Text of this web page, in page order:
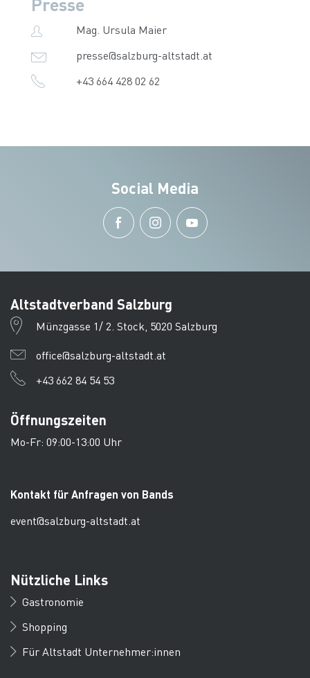
Mag. Ursula Maier
presse@salzburg-altstadt.at
+43 664 428 02 62
Social Media
Altstadtverband Salzburg
Münzgasse 1/ 2. Stock, 5020 Salzburg
office@salzburg-altstadt.at
+43 662 84 54 53
Öffnungszeiten
Mo-Fr: 09:00-13:00 Uhr
Kontakt für Anfragen von Bands
event@salzburg-altstadt.at
Nützliche Links
Gastronomie
Shopping
Für Altstadt Unternehmer:innen